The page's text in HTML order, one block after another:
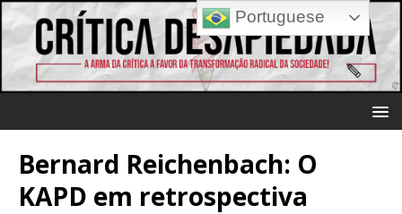
Bernard Reichenbach: O
KAPD em retrospectiva
Portuguese